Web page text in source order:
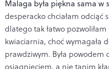
Malaga była piękna sama w
desperacko chciałam odciąć
dlatego tak łatwo
kwiaciarnia, choć wymagała
prawdziwym. Była powodem
osiągnięciem, a nie tanim